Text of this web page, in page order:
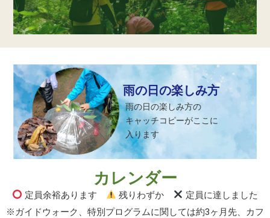
雨の日の楽しみ方
雨の日の楽しみ方の
キャッチコピーがここに
入ります
カレンダー
定員余裕あります 残りわずか
定員に達しました
※ガイドウォーク、特別プログラムに関しては約3ヶ月先、カフ